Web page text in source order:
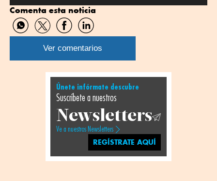
Comenta esta noticia
Compartir
por
WhatsApp
Compartir
por
Twitter
Compartir
por
Facebook
Compartir
por
Linkedin
Ver comentarios
Únete infórmate descubre
Suscríbete a nuestros
Newsletters
Ve a nuestros Newsletters
REGÍSTRATE AQUÍ